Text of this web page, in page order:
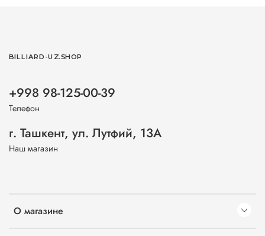
О магазине
BILLIARD-UZ.SHOP
+998 98-125-00-39
Телефон
г. Ташкент, ул. Лутфий, 13А
Наш магазин